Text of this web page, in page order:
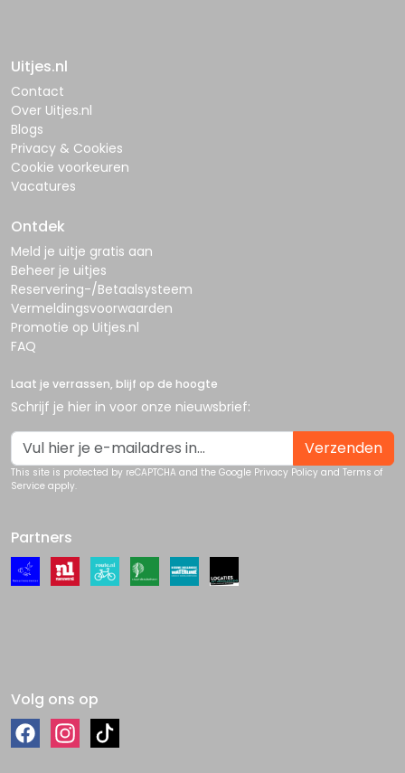
Uitjes.nl
Contact
Over Uitjes.nl
Blogs
Privacy & Cookies
Cookie voorkeuren
Vacatures
Ontdek
Meld je uitje gratis aan
Beheer je uitjes
Reservering-/Betaalsysteem
Vermeldingsvoorwaarden
Promotie op Uitjes.nl
FAQ
Laat je verrassen, blijf op de hoogte
Schrijf je hier in voor onze nieuwsbrief:
Verzenden
This site is protected by reCAPTCHA and the Google Privacy Policy and Terms of
Service apply.
Partners
Volg ons op